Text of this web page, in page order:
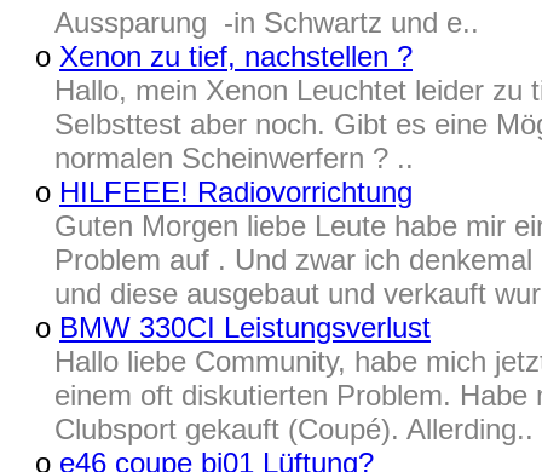
Aussparung -in Schwartz und e..
o Xenon zu tief, nachstellen ?
Hallo, mein Xenon Leuchtet leider
Selbsttest aber noch. Gibt es eine
normalen Scheinwerfern ? ..
o HILFEEE! Radiovorrichtung
Guten Morgen liebe Leute habe mir
Problem auf . Und zwar ich
und diese ausgebaut und verkauft
o BMW 330CI Leistungsverlust
Hallo liebe Community, habe mich
einem oft diskutierten Problem.
Clubsport gekauft (Coupé). Allerding..
o e46 coupe bj01 Lüftung?